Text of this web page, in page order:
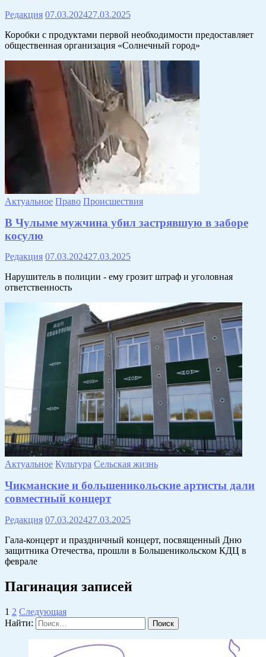
Редакция 07.03.202427.03.2025
Коробки с продуктами первой необходимости предоставляет
общественная организация «Солнечный город»
Актуальное Право Происшествия
В Чулыме мужчина убил застрявшую в заборе
косулю
Редакция 07.03.202427.03.2025
Нарушитель в полиции - ему грозит штраф и уголовная
ответственность
Актуальное Культура Сельская жизнь
Чикманские и большеникольские артисты дали
совместный концерт
Редакция 07.03.202427.03.2025
Гала-концерт и праздничный концерт, посвященный Дню
защитника Отечества, прошли в Большеникольском КДЦ в
феврале
Пагинация записей
1 2 Следующая
Найти: